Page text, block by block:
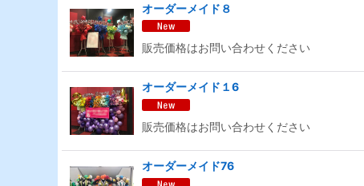
オーダーメイド８
販売価格はお問い合わせください
オーダーメイド１6
販売価格はお問い合わせください
オーダーメイド76